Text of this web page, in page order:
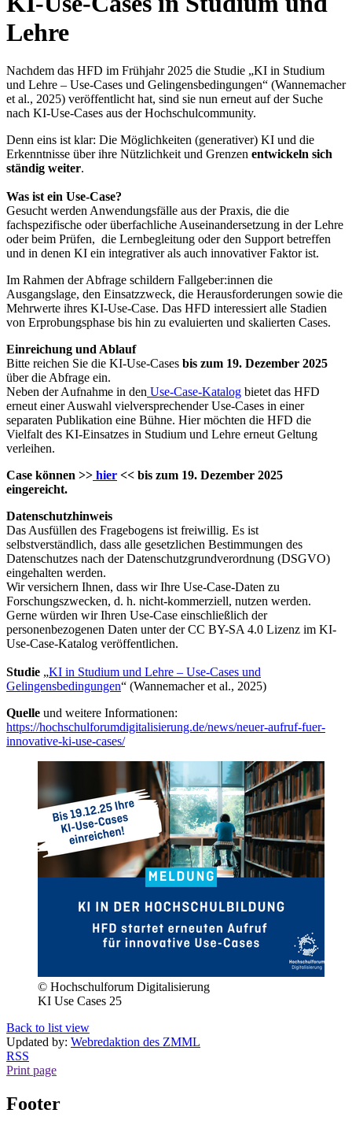
Lehre
Nachdem das HFD im Frühjahr 2025 die Studie „KI in Studium
und Lehre – Use-Cases und Gelingensbedingungen“ (Wannemacher
et al., 2025) veröffentlicht hat, sind sie nun erneut auf der Suche
nach KI-Use-Cases aus der Hochschulcommunity.
Denn eins ist klar: Die Möglichkeiten (generativer) KI und die
Erkenntnisse über ihre Nützlichkeit und Grenzen entwickeln sich
ständig weiter.
Was ist ein Use-Case?
Gesucht werden Anwendungsfälle aus der Praxis, die die
fachspezifische oder überfachliche Auseinandersetzung in der Lehre
oder beim Prüfen, die Lernbegleitung oder den Support betreffen
und in denen KI ein integrativer als auch innovativer Faktor ist.
Im Rahmen der Abfrage schildern Fallgeber:innen die
Ausgangslage, den Einsatzzweck, die Herausforderungen sowie die
Mehrwerte ihres KI-Use-Case. Das HFD interessiert alle Stadien
von Erprobungsphase bis hin zu evaluierten und skalierten Cases.
Einreichung und Ablauf
Bitte reichen Sie die KI-Use-Cases bis zum 19. Dezember 2025
über die Abfrage ein.
Neben der Aufnahme in den Use-Case-Katalog bietet das HFD
erneut einer Auswahl vielversprechender Use-Cases in einer
separaten Publikation eine Bühne. Hier möchten die HFD die
Vielfalt des KI-Einsatzes in Studium und Lehre erneut Geltung
verleihen.
Case können >> hier << bis zum 19. Dezember 2025
eingereicht.
Datenschutzhinweis
Das Ausfüllen des Fragebogens ist freiwillig. Es ist
selbstverständlich, dass alle gesetzlichen Bestimmungen des
Datenschutzes nach der Datenschutzgrundverordnung (DSGVO)
eingehalten werden.
Wir versichern Ihnen, dass wir Ihre Use-Case-Daten zu
Forschungszwecken, d. h. nicht-kommerziell, nutzen werden.
Gerne würden wir Ihren Use-Case einschließlich der
personenbezogenen Daten unter der CC BY-SA 4.0 Lizenz im KI-
Use-Case-Katalog veröffentlichen.
Studie „KI in Studium und Lehre – Use-Cases und
Gelingensbedingungen“ (Wannemacher et al., 2025)
Quelle und weitere Informationen:
https://hochschulforumdigitalisierung.de/news/neuer-aufruf-fuer-
innovative-ki-use-cases/
© Hochschulforum Digitalisierung
KI Use Cases 25
Back to list view
Updated by: Webredaktion des ZMML
RSS
Print page
Footer